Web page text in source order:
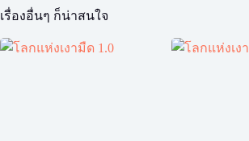
เรื่องอื่นๆ ก็น่าสนใจ